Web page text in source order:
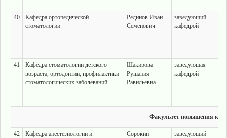
40
Кафедра ортопедической
стоматологии
Рединов Иван
Семенович
заведующий
кафедрой
41
Кафедра стоматологии детского
возраста, ортодонтии, профилактики
стоматологических заболеваний
Шакирова
Рушания
Равильевна
заведующая
кафедрой
Факультет повышения
42
Кафедра анестезиологии и
Сорокин
заведующий